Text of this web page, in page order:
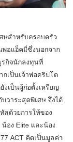
ษสำหรับครอบครัว
อแอ็คมี่ซึ่งนอกจาก
รกิจนักลงทุนที่
เป็นเจ้าพ่อคริปโต
งเป็นผู้ก่อตั้งเหรียญ
วาระสุดพิเศษ จึงได้
ลด้วยการให้ของ
อง Elite และน้อง
ACT คิดเป็นมูลค่า